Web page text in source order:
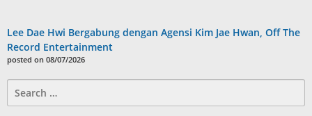
Lee Dae Hwi Bergabung dengan Agensi Kim Jae Hwan, Off The
Record Entertainment
posted on 08/07/2026
for: